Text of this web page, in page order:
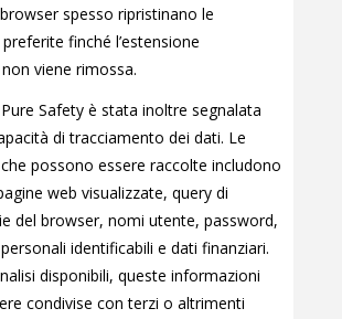
spesso ripristinano le
finché l’estensione
viene rimossa.
Pure Safety è stata inoltre segnalata
di tracciamento dei dati. Le
possono essere raccolte includono
web visualizzate, query di
del browser, nomi utente, password,
identificabili e dati finanziari.
disponibili, queste informazioni
condivise con terzi o altrimenti